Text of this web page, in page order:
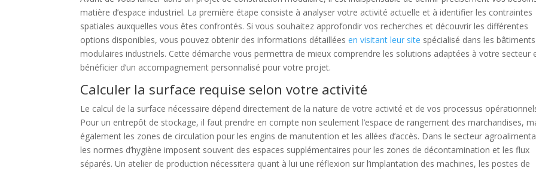
matière d’espace industriel. La première étape consiste à analyser votre activité actuelle et à identifier les contraintes
spatiales auxquelles vous êtes confrontés. Si vous souhaitez approfondir vos recherches et découvrir les différentes
options disponibles, vous pouvez obtenir des informations détailléesen visitant leur site spécialisé dans les bâtiments
modulaires industriels. Cette démarche vous permettra de mieux comprendre les solutions adaptées à votre secteur
bénéficier d’un accompagnement personnalisé pour votre projet.
Calculer la surface requise selon votre activité
Le calcul de la surface nécessaire dépend directement de la nature de votre activité et de vos processus
Pour un entrepôt de stockage, il faut prendre en compte non seulement l’espace de rangement des marchandises,
également les zones de circulation pour les engins de manutention et les allées d’accès. Dans le secteur
les normes d’hygiène imposent souvent des espaces supplémentaires pour les zones de décontamination et les flux
séparés. Un atelier de production nécessitera quant à lui une réflexion sur l’implantation des machines, les postes de